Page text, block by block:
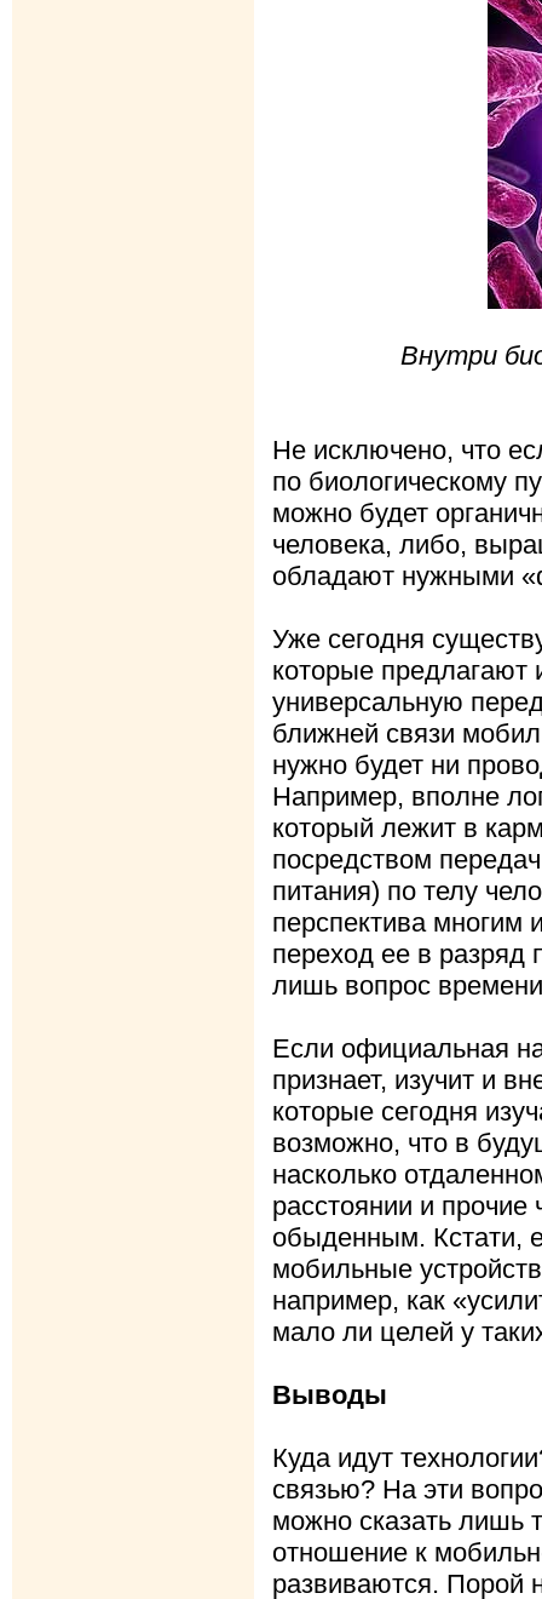
Внутри
Не исключено, что
по биологическому
можно будет
человека, либо,
обладают нужными
Уже сегодня
которые предлагают
универсальную
ближней связи
нужно будет ни
Например, вполне
который лежит в
посредством
питания) по телу
перспектива многим
переход ее в разряд
лишь вопрос
Если официальная
признает, изучит и
которые сегодня
возможно, что в
насколько
расстоянии и прочие
обыденным. Кстати,
мобильные
например, как
мало ли целей у
Выводы
Куда идут
связью? На эти
можно сказать лишь
отношение к
развиваются. Порой